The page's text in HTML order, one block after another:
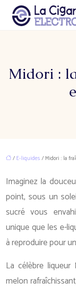
Midori :
/ E-liquides / Midori : la
Imaginez la
point, sous un
sucré vous
unique que les e-
à reproduire pour
La célèbre
melon